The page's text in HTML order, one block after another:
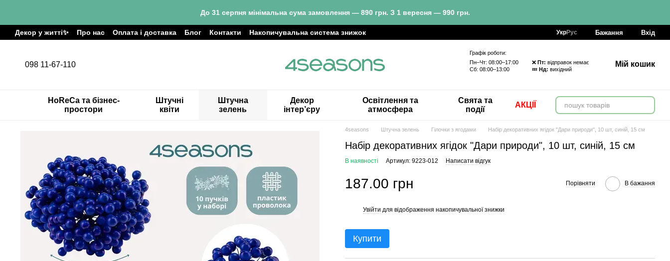
До 31 серпня мінімальна сума замовлення — 890 грн. З 1 вересня — 990 грн.
Декор у житті✨ Про нас Оплата і доставка Блог Контакти Накопичувальна система знижок УкрРус Бажання Вхід
098 11-67-110
Графік роботи:
Пн–Чт: 08:00–17:00 ❌ Пт: відправок немає
Сб: 08:00–13:00 💤 Нд: вихідний
Мій кошик
HoReCa та бізнес-
простори
Штучні
квіти
Штучна
зелень
Декор
інтер’єру
Освітлення та
атмосфера
Свята та
події
АКЦІЇ
4seasons Штучна зелень Гілочки з ягодами Набір декоративних ягідок "Дари природи", 10 шт, синій, 15 см
Набір декоративних ягідок "Дари природи", 10 шт, синій, 15 см
В наявності Артикул: 9223-012 Написати відгук
187.00 грн Порівняти В бажання
Увійти для відображення накопичувальної знижки
Купити